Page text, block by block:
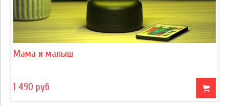
Мама и малыш
1 490 руб